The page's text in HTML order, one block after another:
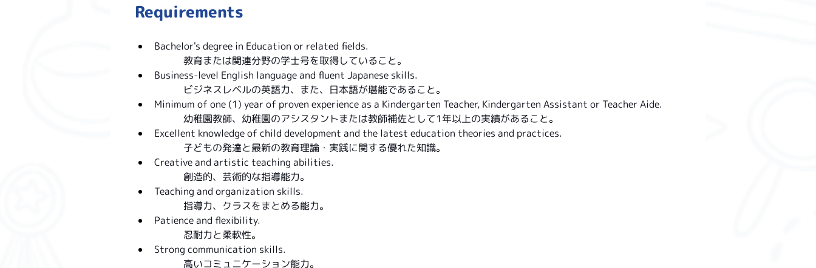
Requirements
Bachelor's degree in Education or related fields.
教育または関連分野の学士号を取得していること。
Business-level English language and fluent Japanese skills.
ビジネスレベルの英語力、また、日本語が堪能であること。
Minimum of one (1) year of proven experience as a Kindergarten Teacher, Kindergarten Assistant or Teacher Aide.
幼稚園教師、幼稚園のアシスタントまたは教師補佐として1年以上の実績があること。
Excellent knowledge of child development and the latest education theories and practices.
子どもの発達と最新の教育理論・実践に関する優れた知識。
Creative and artistic teaching abilities.
創造的、芸術的な指導能力。
Teaching and organization skills.
指導力、クラスをまとめる能力。
Patience and flexibility.
忍耐力と柔軟性。
Strong communication skills.
高いコミュニケーション能力。